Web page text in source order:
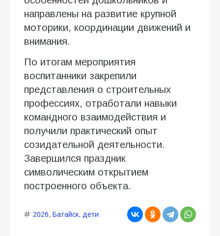
направлены на развитие крупной
моторики, координации движений и
внимания.
По итогам мероприятия
воспитанники закрепили
представления о строительных
профессиях, отработали навыки
командного взаимодействия и
получили практический опыт
созидательной деятельности.
Завершился праздник
символическим открытием
построенного объекта.
2026, Батайск, дети